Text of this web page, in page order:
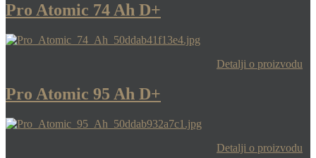
Pro Atomic 74 Ah D+
Detalji o proizvodu
Pro Atomic 95 Ah D+
Detalji o proizvodu